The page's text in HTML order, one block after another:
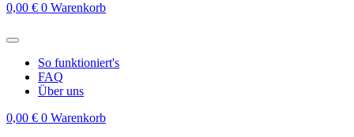
0,00 € 0 Warenkorb
So funktioniert's
FAQ
Über uns
0,00 € 0 Warenkorb